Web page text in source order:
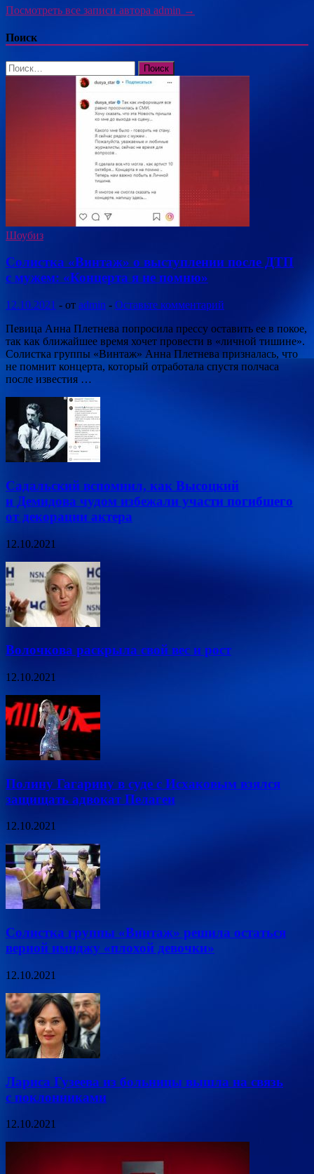
Посмотреть все записи автора admin →
Поиск
Найти:
Шоубиз
Солистка «Винтаж» о выступлении после ДТП
с мужем: «Концерта я не помню»
12.10.2021 - от admin - Оставьте комментарий
Певица Анна Плетнева попросила прессу оставить ее в покое,
так как ближайшее время хочет провести в «личной тишине».
Солистка группы «Винтаж» Анна Плетнева призналась, что
не помнит концерта, который отработала спустя полчаса
после известия …
Садальский вспомнил, как Высоцкий
и Демидова чудом избежали участи погибшего
от декорации актера
12.10.2021
Волочкова раскрыла свой вес и рост
12.10.2021
Полину Гагарину в суде с Исхаковым взялся
защищать адвокат Пелагеи
12.10.2021
Солистка группы «Винтаж» решила остаться
верной имиджу «плохой девочки»
12.10.2021
Лариса Гузеева из больницы вышла на связь
с поклонниками
12.10.2021